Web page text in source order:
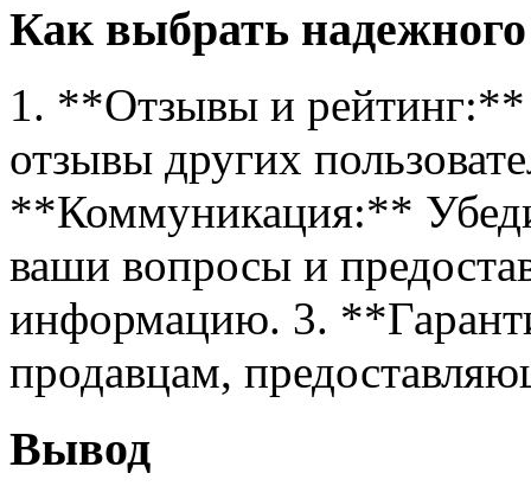
Как выбрать
1. **Отзывы и
отзывы других
**Коммуникация:**
ваши вопросы и
информацию. 3.
продавцам,
Вывод